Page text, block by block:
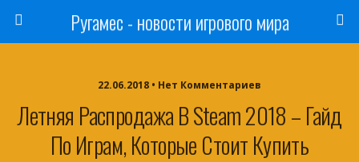
Ругамес - новости игрового мира
22.06.2018 • Нет Комментариев
Летняя Распродажа В Steam 2018 – Гайд
По Играм, Которые Стоит Купить